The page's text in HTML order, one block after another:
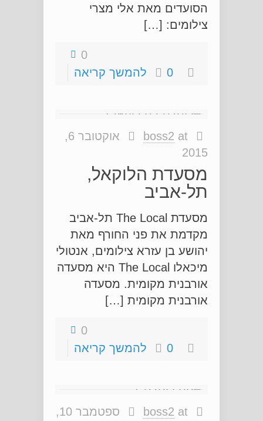
הסועדים מאת אלי מצרי
צילומים: […]
0
0
להמשך קריאה
boss2 at
אוקטובר 6,
2015
מסעדת הלוקאל,
תל-אביב
מסעדת The Local תל-אביב
מקדמת את פני החורף מאת
יהושע בן עזרא צילומים, אנטולי
מיכאלו The Local היא מסעדה
אורבנית מקומית. מסעדה
אורבנית מקומית […]
0
0
להמשך קריאה
boss2 at
ספטמבר 10,